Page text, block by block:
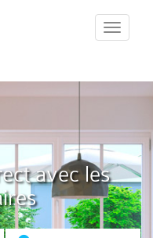
::Menu::
avec les